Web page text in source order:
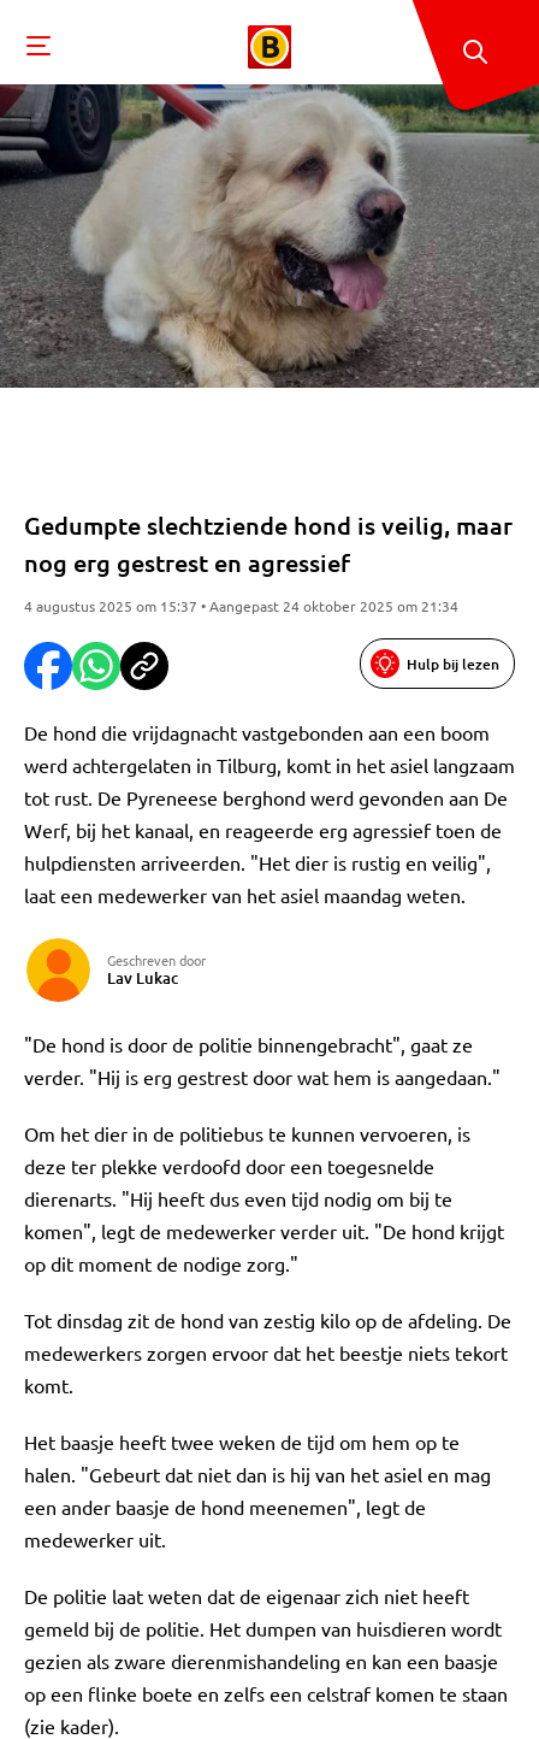
Gedumpte slechtziende hond is veilig, maar
nog erg gestrest en agressief
4 augustus 2025 om 15:37 • Aangepast 24 oktober 2025 om 21:34
Hulp bij lezen
De hond die vrijdagnacht vastgebonden aan een boom
werd achtergelaten in Tilburg, komt in het asiel langzaam
tot rust. De Pyreneese berghond werd gevonden aan De
Werf, bij het kanaal, en reageerde erg agressief toen de
hulpdiensten arriveerden. "Het dier is rustig en veilig",
laat een medewerker van het asiel maandag weten.
Geschreven door
Lav Lukac
"De hond is door de politie binnengebracht", gaat ze
verder. "Hij is erg gestrest door wat hem is aangedaan."
Om het dier in de politiebus te kunnen vervoeren, is
deze ter plekke verdoofd door een toegesnelde
dierenarts. "Hij heeft dus even tijd nodig om bij te
komen", legt de medewerker verder uit. "De hond krijgt
op dit moment de nodige zorg."
Tot dinsdag zit de hond van zestig kilo op de afdeling. De
medewerkers zorgen ervoor dat het beestje niets tekort
komt.
Het baasje heeft twee weken de tijd om hem op te
halen. "Gebeurt dat niet dan is hij van het asiel en mag
een ander baasje de hond meenemen", legt de
medewerker uit.
De politie laat weten dat de eigenaar zich niet heeft
gemeld bij de politie. Het dumpen van huisdieren wordt
gezien als zware dierenmishandeling en kan een baasje
op een flinke boete en zelfs een celstraf komen te staan
(zie kader).